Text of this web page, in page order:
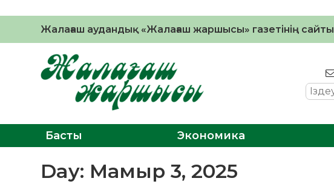
Жалағаш аудандық «Жалағаш жаршысы» газетінің сайты
Басты Экономика
Day: Мамыр 3, 2025